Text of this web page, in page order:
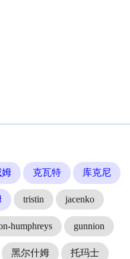
姆 克瓦特 库克尼
tristin jacenko
humphreys gunnion
黑尔什姆 托玛士